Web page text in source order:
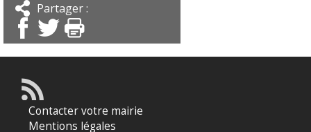
Partager :
Contacter votre mairie
Mentions légales